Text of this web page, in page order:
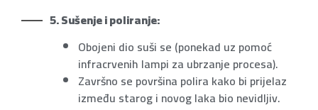
5. Sušenje i poliranje:
Obojeni dio suši se (ponekad uz pomoć
infracrvenih lampi za ubrzanje procesa).
Završno se površina polira kako bi prijelaz
između starog i novog laka bio nevidljiv.